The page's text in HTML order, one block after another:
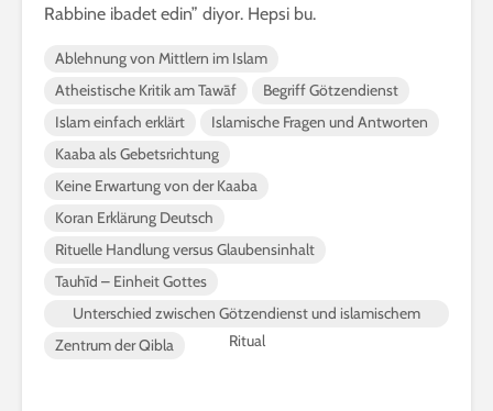
Rabbine ibadet edin” diyor. Hepsi bu.
Ablehnung von Mittlern im Islam
Atheistische Kritik am Tawāf
Begriff Götzendienst
Islam einfach erklärt
Islamische Fragen und Antworten
Kaaba als Gebetsrichtung
Keine Erwartung von der Kaaba
Koran Erklärung Deutsch
Rituelle Handlung versus Glaubensinhalt
Tauhīd – Einheit Gottes
Unterschied zwischen Götzendienst und islamischem
Ritual
Zentrum der Qibla